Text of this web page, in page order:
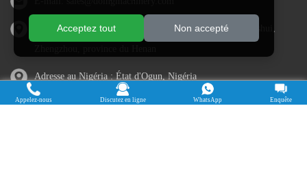
Adresse en Chine : Jincheng Times Square, district de Jinshui,
Adresse au Nigéria : État d'Ogun, Nigéria
Acceptez tout Non accepté
Appelez-nous Discutez en ligne WhatsApp Enquête